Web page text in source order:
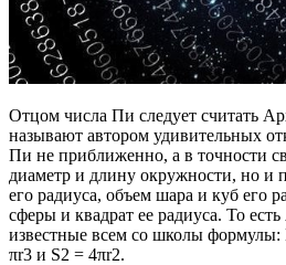
Отцом числа Пи следует считать
называют автором удивительных
Пи не приближенно, а в точности
диаметр и длину окружности, но и
его радиуса, объем шара и куб его
сферы и квадрат ее радиуса. То
известные всем со школы
πr3 и S2 = 4πr2.